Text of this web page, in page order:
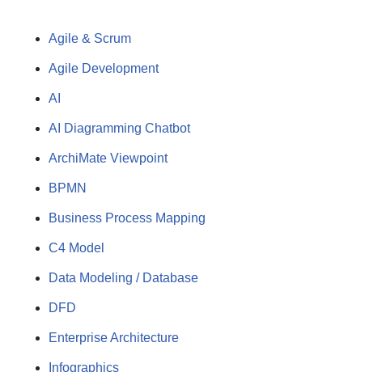
Agile & Scrum
Agile Development
AI
AI Diagramming Chatbot
ArchiMate Viewpoint
BPMN
Business Process Mapping
C4 Model
Data Modeling / Database
DFD
Enterprise Architecture
Infographics